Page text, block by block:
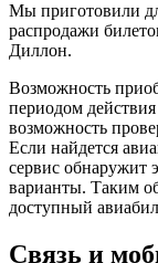
Мы приготовили
распродажи
Диллон.
Возможность
периодом
возможность
Если найдется
сервис обнаружит
варианты. Таким
доступный
Связь и